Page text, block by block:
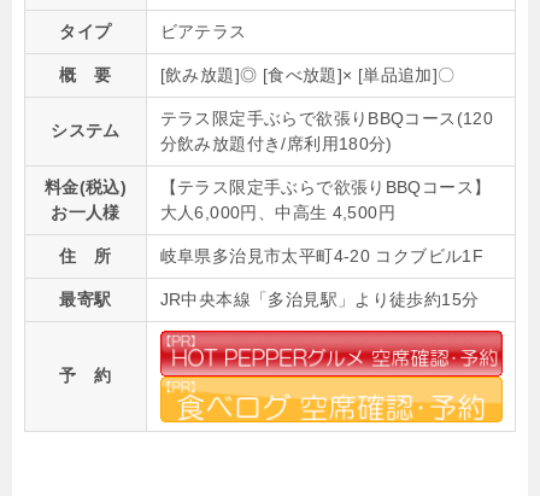
タイプ ビアテラス
概 要 [飲み放題]◎ [食べ放題]× [単品追加]〇
システム
テラス限定手ぶらで欲張りBBQコース(120
分飲み放題付き/席利用180分)
料金(税込)
お一人様
【テラス限定手ぶらで欲張りBBQコース】
大人6,000円、中高生 4,500円
住 所 岐阜県多治見市太平町4-20 コクブビル1F
最寄駅 JR中央本線「多治見駅」より徒歩約15分
予 約